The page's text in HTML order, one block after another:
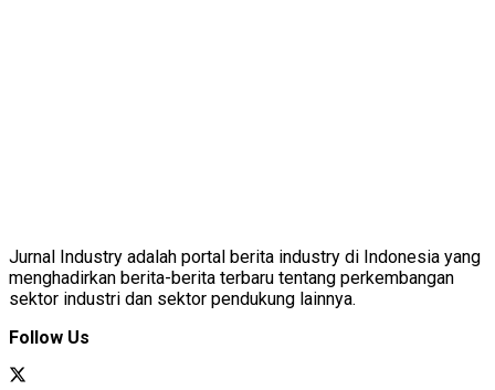
Jurnal Industry adalah portal berita industry di Indonesia yang
menghadirkan berita-berita terbaru tentang perkembangan
sektor industri dan sektor pendukung lainnya.
Follow Us